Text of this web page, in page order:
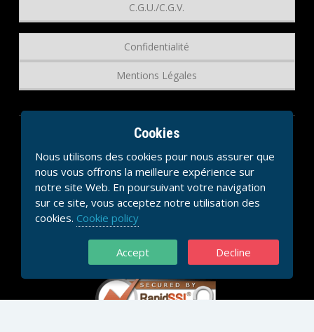
C.G.U./C.G.V.
Mentions Légales
Confidentialité
Cookies
Nous utilisons des cookies pour nous assurer que
nous vous offrons la meilleure expérience sur
notre site Web. En poursuivant votre navigation
sur ce site, vous acceptez notre utilisation des
cookies. Cookie policy
Accept Decline